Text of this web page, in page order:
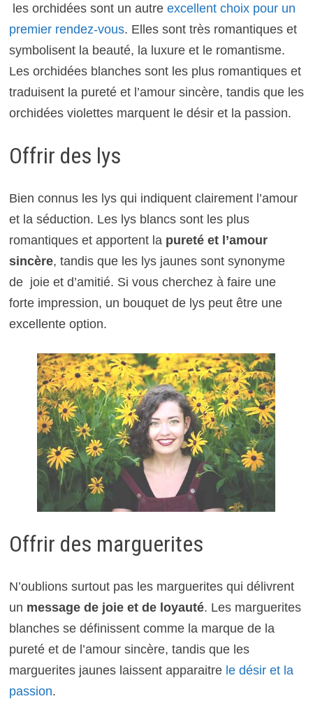
les orchidées sont un autre excellent choix pour un
premier rendez-vous. Elles sont très romantiques et
symbolisent la beauté, la luxure et le romantisme.
Les orchidées blanches sont les plus romantiques et
traduisent la pureté et l’amour sincère, tandis que les
orchidées violettes marquent le désir et la passion.
Offrir des lys
Bien connus les lys qui indiquent clairement l’amour
et la séduction. Les lys blancs sont les plus
romantiques et apportent la pureté et l’amour
sincère, tandis que les lys jaunes sont synonyme
de joie et d’amitié. Si vous cherchez à faire une
forte impression, un bouquet de lys peut être une
excellente option.
Offrir des marguerites
N’oublions surtout pas les marguerites qui délivrent
un message de joie et de loyauté. Les marguerites
blanches se définissent comme la marque de la
pureté et de l’amour sincère, tandis que les
marguerites jaunes laissent apparaitre le désir et la
passion.